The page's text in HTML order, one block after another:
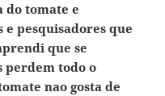
do tomate e
pesquisadores que
que se
perdem todo o
nao gosta de